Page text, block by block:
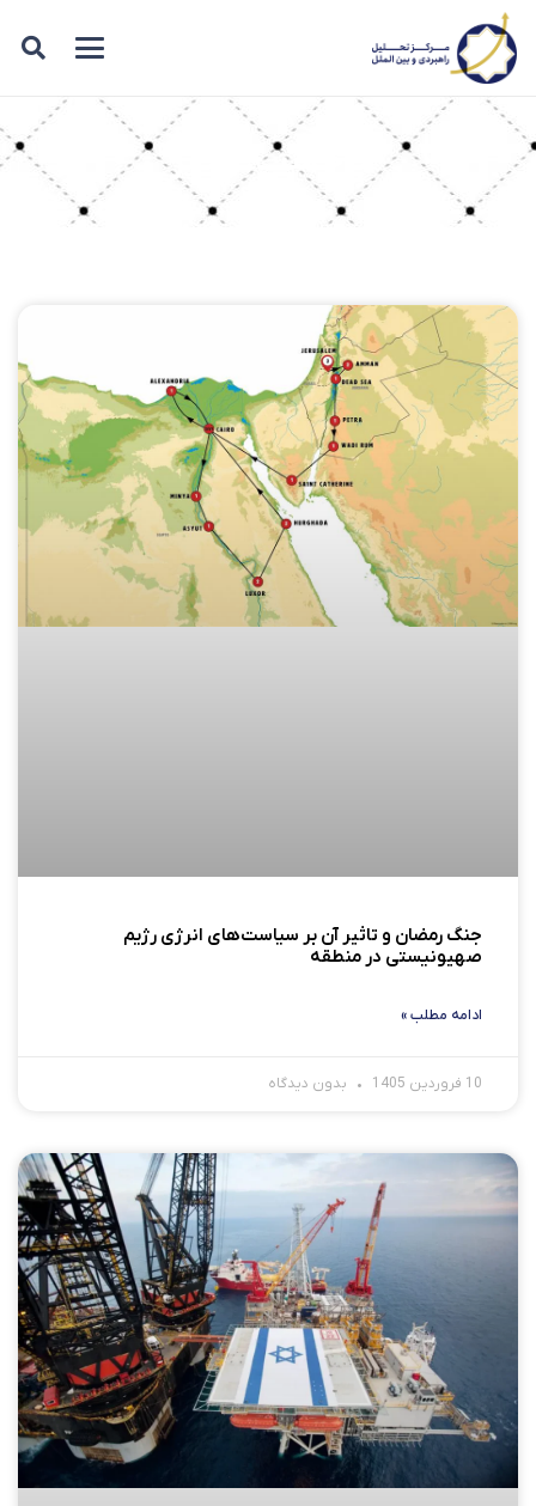
برچسب: مصر
جنگ رمضان و تاثیر آن بر سیاست‌های انرژی رژيم
صهیونیستی در منطقه
ادامه مطلب »
10 فروردین 1405 بدون دیدگاه